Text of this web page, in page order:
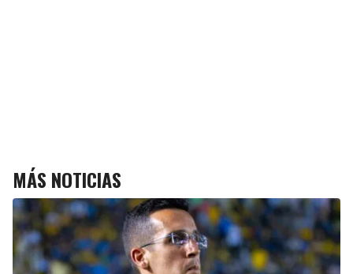
MÁS NOTICIAS